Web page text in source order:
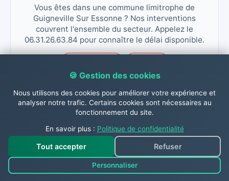
Vous êtes dans une commune limitrophe de
Guigneville Sur Essonne ? Nos interventions
couvrent l'ensemble du secteur. Appelez le
06.31.26.63.84 pour connaître le délai disponible.
D Huisson Longueville Baulne Cerny
Contactez-nous dès
🍪 Gestion des cookies
Nous utilisons des cookies pour améliorer votre expérience et
analyser notre trafic. Certains cookies sont nécessaires au
fonctionnement du site.
En savoir plus : Politique de confidentialité
Tout accepter
Personnaliser
Refuser